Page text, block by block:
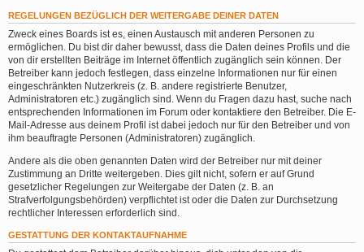
REGELUNGEN BEZÜGLICH DER WEITERGABE DEINER DATEN
Zweck eines Boards ist es, einen Austausch mit anderen Personen zu
ermöglichen. Du bist dir daher bewusst, dass die Daten deines Profils und die
von dir erstellten Beiträge im Internet öffentlich zugänglich sein können. Der
Betreiber kann jedoch festlegen, dass einzelne Informationen nur für einen
eingeschränkten Nutzerkreis (z. B. andere registrierte Benutzer,
Administratoren etc.) zugänglich sind. Wenn du Fragen dazu hast, suche nach
entsprechenden Informationen im Forum oder kontaktiere den Betreiber. Die E-
Mail-Adresse aus deinem Profil ist dabei jedoch nur für den Betreiber und von
ihm beauftragte Personen (Administratoren) zugänglich.
Andere als die oben genannten Daten wird der Betreiber nur mit deiner
Zustimmung an Dritte weitergeben. Dies gilt nicht, sofern er auf Grund
gesetzlicher Regelungen zur Weitergabe der Daten (z. B. an
Strafverfolgungsbehörden) verpflichtet ist oder die Daten zur Durchsetzung
rechtlicher Interessen erforderlich sind.
GESTATTUNG DER KONTAKTAUFNAHME